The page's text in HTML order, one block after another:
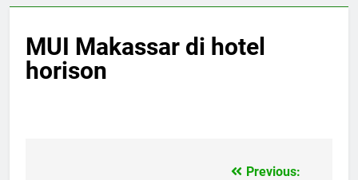
MUI Makassar di hotel
horison
Previous: